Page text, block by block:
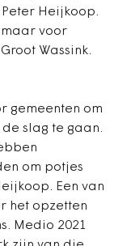
Peter Heijkoop.
maar voor
Wassink.
gemeenten om
slag te gaan.
om potjes
Een van
het opzetten
Medio 2021